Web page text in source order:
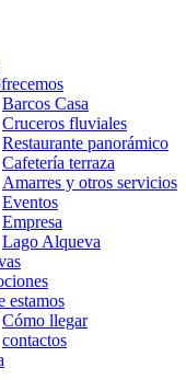
Barcos Casa
Cruceros fluviales
Restaurante panorámico
Cafetería terraza
Amarres y otros servicios
Eventos
Empresa
Lago Alqueva
estamos
Cómo llegar
contactos